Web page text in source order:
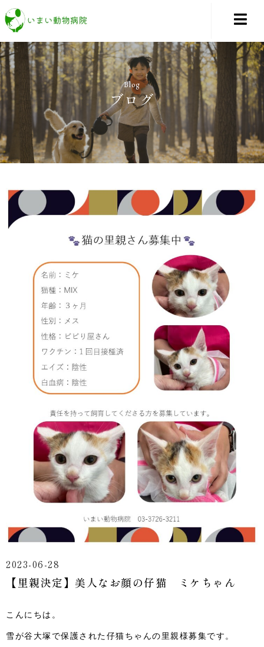
Blog
ブログ
2023-06-28
【里親決定】美人なお顔の仔猫 ミケちゃん
こんにちは。
雪が谷大塚で保護された仔猫ちゃんの里親様募集です。